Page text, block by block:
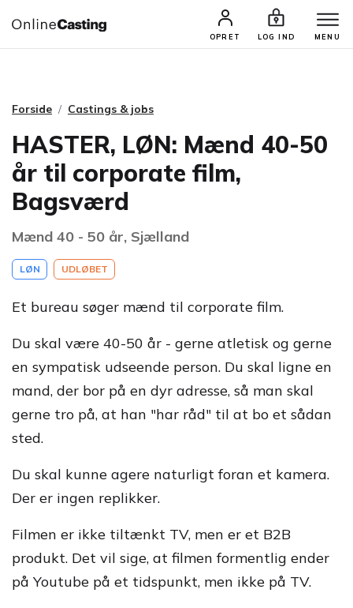
OPRET LOG IND MENU
CASTINGS & JOBS SØG PROFIL
Forside Castings & jobs
HASTER, LØN: Mænd 40-50
år til corporate film,
Bagsværd
Mænd 40 - 50 år, Sjælland
LØN UDLØBET
Et bureau søger mænd til corporate film.
Du skal være 40-50 år - gerne atletisk og gerne
en sympatisk udseende person. Du skal ligne en
mand, der bor på en dyr adresse, så man skal
gerne tro på, at han "har råd" til at bo et sådan
sted.
Du skal kunne agere naturligt foran et kamera.
Der er ingen replikker.
Filmen er ikke tiltænkt TV, men er et B2B
produkt. Det vil sige, at filmen formentlig ender
på Youtube på et tidspunkt, men ikke på TV.